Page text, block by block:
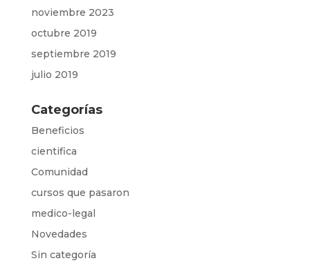
noviembre 2023
octubre 2019
septiembre 2019
julio 2019
Categorías
Beneficios
cientifica
Comunidad
cursos que pasaron
medico-legal
Novedades
Sin categoría